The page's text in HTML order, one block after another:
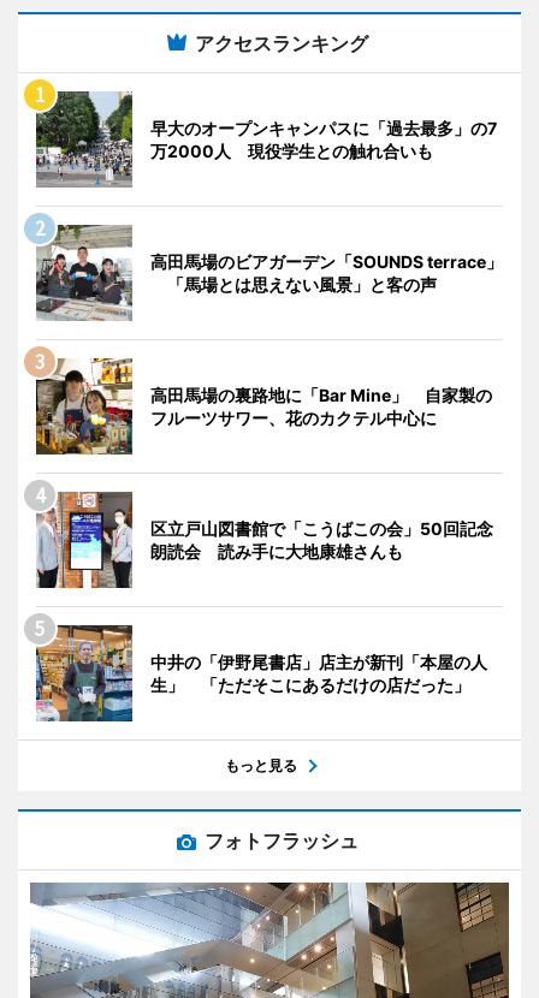
アクセスランキング
早大のオープンキャンパスに「過去最多」の7
万2000人 現役学生との触れ合いも
高田馬場のビアガーデン「SOUNDS terrace」
「馬場とは思えない風景」と客の声
高田馬場の裏路地に「Bar Mine」 自家製の
フルーツサワー、花のカクテル中心に
区立戸山図書館で「こうばこの会」50回記念
朗読会 読み手に大地康雄さんも
中井の「伊野尾書店」店主が新刊「本屋の人
生」 「ただそこにあるだけの店だった」
もっと見る
フォトフラッシュ